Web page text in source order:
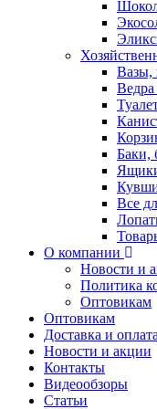
Вазы,
Ведра
Баки,
Все
О компании
Новости и
Политика
Оптовикам
Оптовикам
Доставка и оплата
Новости и акции
Контакты
Видеообзоры
Статьи